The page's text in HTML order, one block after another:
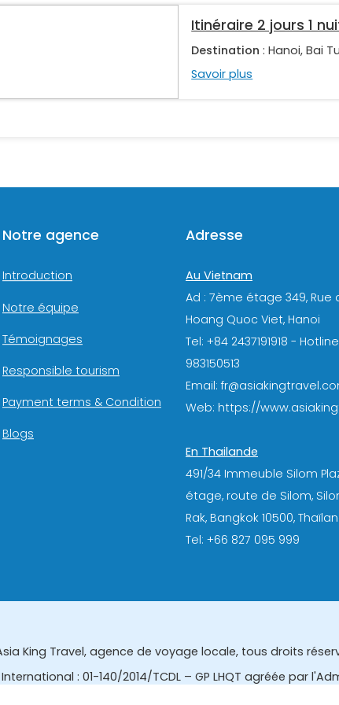
Itinéraire 2 jours 1
Destination : Hanoi, Bai
Savoir plus
Notre agence
Introduction
Notre équipe
Témoignages
Responsible tourism
Payment terms & Condition
Blogs
Adresse
Au Vietnam
Ad : 7ème étage 349, Rue
Hoang Quoc Viet, Hanoi
Tel: +84 2437191918 -
983150513
Email:
Web: https://
En Thailande
491/34 Immeuble Silom
étage, route de Silom,
Rak, Bangkok 10500,
Tel: +66 827 095 999
King Travel, agence de voyage locale, tous droits
: 01-140/2014/TCDL – GP LHQT agréée par